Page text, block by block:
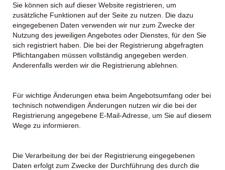
Sie können sich auf dieser Website registrieren, um
zusätzliche Funktionen auf der Seite zu nutzen. Die dazu
eingegebenen Daten verwenden wir nur zum Zwecke der
Nutzung des jeweiligen Angebotes oder Dienstes, für den Sie
sich registriert haben. Die bei der Registrierung abgefragten
Pflichtangaben müssen vollständig angegeben werden.
Anderenfalls werden wir die Registrierung ablehnen.
Für wichtige Änderungen etwa beim Angebotsumfang oder bei
technisch notwendigen Änderungen nutzen wir die bei der
Registrierung angegebene E-Mail-Adresse, um Sie auf diesem
Wege zu informieren.
Die Verarbeitung der bei der Registrierung eingegebenen
Daten erfolgt zum Zwecke der Durchführung des durch die